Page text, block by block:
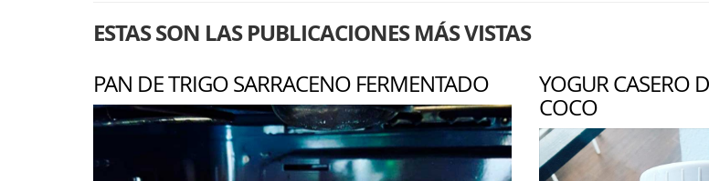
ESTAS SON LAS PUBLICACIONES MÁS VISTAS
PAN DE TRIGO SARRACENO FERMENTADO
YOGUR CASERO
COCO